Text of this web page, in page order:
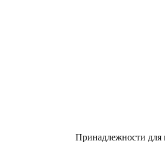
Принадлежности для